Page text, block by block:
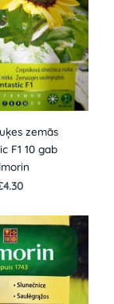
zemās
F1 10 gab